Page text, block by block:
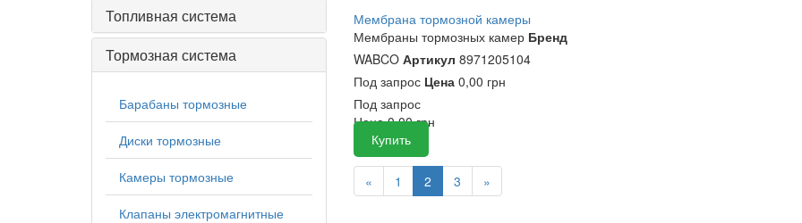
Топливная система
Тормозная система
Барабаны тормозные
Диски тормозные
Камеры тормозные
Клапаны электромагнитные
Мембрана тормозной камеры
Мембраны тормозных камер Бренд
WABCO Артикул 8971205104
Под запрос Цена0,00 грн
Под запрос
Цена 0,00грн
Купить
« 1 2 3 »